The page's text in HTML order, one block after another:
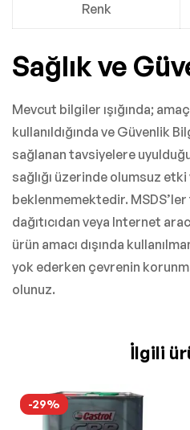
Renk
Sağlık ve
Mevcut bilgiler ışığında;
kullanıldığında ve Güvenlik
sağlanan tavsiyelere
sağlığı üzerinde olumsuz etki
beklenmemektedir.
dağıtıcıdan veya Internet
ürün amacı dışında
yok ederken çevrenin
olunuz.
İlgili
-29%